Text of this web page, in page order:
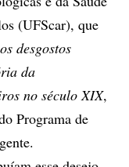
(UFScar), que
desgostos
da
no século XIX,
Programa de